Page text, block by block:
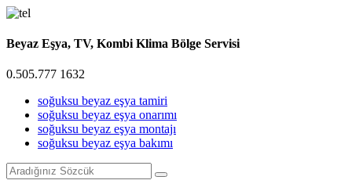
Beyaz Eşya, TV, Kombi Klima Bölge Servisi
0.505.777 1632
soğuksu beyaz eşya tamiri
soğuksu beyaz eşya onarımı
soğuksu beyaz eşya montajı
soğuksu beyaz eşya bakımı